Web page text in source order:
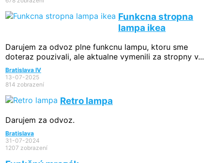
Funkcna stropna
lampa ikea
Darujem za odvoz plne funkcnu lampu, ktoru sme
doteraz pouzivali, ale aktualne vymenili za stropny v...
Bratislava IV
13-07-2025
814 zobrazení
Retro lampa
Darujem za odvoz.
Bratislava
31-07-2024
1207 zobrazení